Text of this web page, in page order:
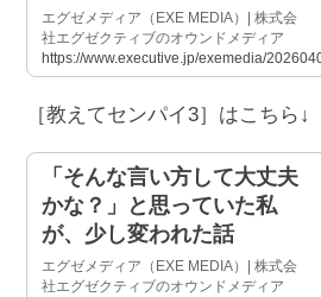
エグゼメディア（EXE MEDIA）| 株式会
社エグゼクティブのオウンドメディア
https://www.executive.jp/exemedia/
［教えてセンパイ3］はこちら↓
「そんな言い方して大丈夫
かな？」と思っていた私
が、少し変われた話
エグゼメディア（EXE MEDIA）| 株式会
社エグゼクティブのオウンドメディア